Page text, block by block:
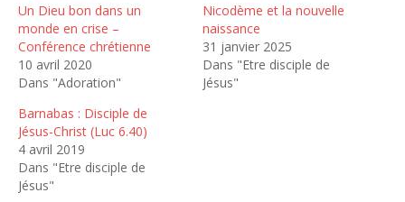
Un Dieu bon dans un
monde en crise –
Conférence chrétienne
10 avril 2020
Dans "Adoration"
Nicodème et la nouvelle
naissance
31 janvier 2025
Dans "Etre disciple de
Jésus"
Barnabas : Disciple de
Jésus-Christ (Luc 6.40)
4 avril 2019
Dans "Etre disciple de
Jésus"